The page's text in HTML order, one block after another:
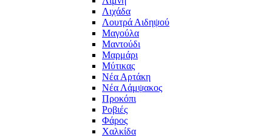
Λιχάδα
Λουτρά Αιδηψού
Μαγούλα
Μαντούδι
Μαρμάρι
Μύτικας
Νέα Αρτάκη
Νέα Λάμψακος
Προκόπι
Ροβιές
Φάρος
Χαλκίδα